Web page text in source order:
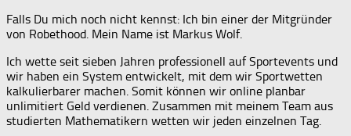
Falls Du mich noch nicht kennst: Ich bin einer der Mitgründer
von Robethood. Mein Name ist Markus Wolf.
Ich wette seit sieben Jahren professionell auf Sportevents und
wir haben ein System entwickelt, mit dem wir Sportwetten
kalkulierbarer machen. Somit können wir online planbar
unlimitiert Geld verdienen. Zusammen mit meinem Team aus
studierten Mathematikern wetten wir jeden einzelnen Tag.